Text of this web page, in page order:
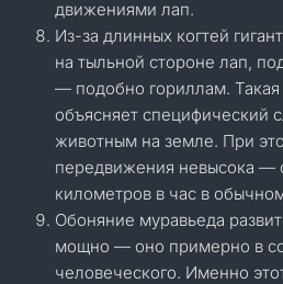
движениями лап.
Из-за длинных когтей
на тыльной стороне лап,
— подобно гориллам. Такая
объясняет специфический
животным на земле. При
передвижения невысока —
километров в час в
Обоняние муравьеда
мощно — оно примерно в
человеческого. Именно